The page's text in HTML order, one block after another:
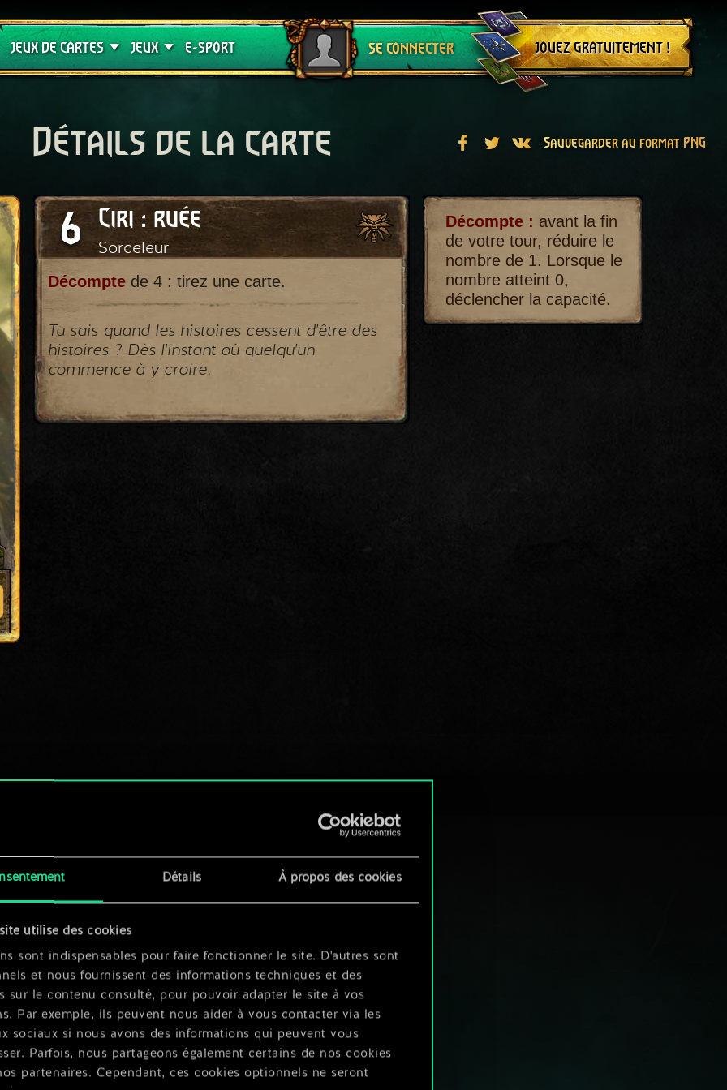
Détails À propos des cookies
utilise des cookies
sont indispensables pour faire fonctionner le site. D'autres sont
et nous fournissent des informations techniques et des
sur le contenu consulté, pour pouvoir adapter le site à vos
Par exemple, ils peuvent nous aider à vous contacter via les
sociaux si nous avons des informations qui peuvent vous
Parfois, nous partageons également certains de nos cookies
partenaires. Cependant, ces cookies optionnels ne seront
JEUX DE CARTES
Crimson Curse
JEUX
Guides de jeux
E-SPORT SE CONNECTER
Se déconnecter
JOUEZ GRATUITEMENT !
Détails de la carte Sauvegarder au format PNG
6
Ciri : ruée
Sorceleur
Décomptede 4 : tirez une carte.
Tu sais quand les histoires cessent d'être des
histoires ? Dès l'instant où quelqu'un
commence à y croire.
Décompte : avant la fin
de votre tour, réduire le
nombre de 1. Lorsque le
nombre atteint 0,
déclencher la capacité.